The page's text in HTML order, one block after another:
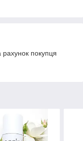
покупця